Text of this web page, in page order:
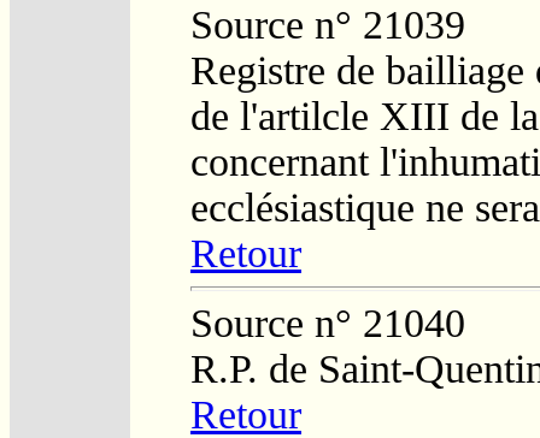
Source n° 21039
Registre de
de l'artilcle XIII de
concernant
ecclésiastique ne
Retour
Source n° 21040
R.P. de Saint-
Retour